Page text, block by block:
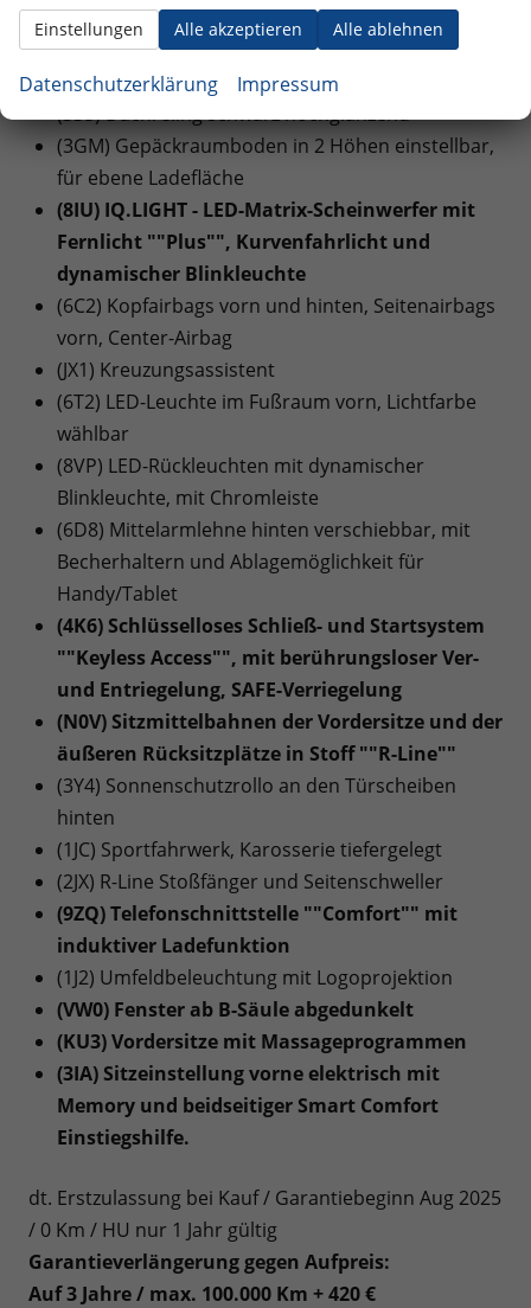
beheizbar, auf Fahrerseite abblendend,
Beifahrerspiegelabsenkung
(6FJ) Außenspiegelgehäuse in Schwarz lackiert
(3S5) Dachreling schwarz hochglänzend
(3GM) Gepäckraumboden in 2 Höhen einstellbar,
für ebene Ladefläche
(8IU) IQ.LIGHT - LED-Matrix-Scheinwerfer mit
Fernlicht ""Plus"", Kurvenfahrlicht und
dynamischer Blinkleuchte
(6C2) Kopfairbags vorn und hinten, Seitenairbags
vorn, Center-Airbag
(JX1) Kreuzungsassistent
(6T2) LED-Leuchte im Fußraum vorn, Lichtfarbe
wählbar
(8VP) LED-Rückleuchten mit dynamischer
Blinkleuchte, mit Chromleiste
(6D8) Mittelarmlehne hinten verschiebbar, mit
Becherhaltern und Ablagemöglichkeit für
Handy/Tablet
(4K6) Schlüsselloses Schließ- und Startsystem
""Keyless Access"", mit berührungsloser Ver-
und Entriegelung, SAFE-Verriegelung
(N0V) Sitzmittelbahnen der Vordersitze und der
äußeren Rücksitzplätze in Stoff ""R-Line""
(3Y4) Sonnenschutzrollo an den Türscheiben
hinten
(1JC) Sportfahrwerk, Karosserie tiefergelegt
(2JX) R-Line Stoßfänger und Seitenschweller
(9ZQ) Telefonschnittstelle ""Comfort"" mit
induktiver Ladefunktion
(1J2) Umfeldbeleuchtung mit Logoprojektion
(VW0) Fenster ab B-Säule abgedunkelt
(KU3) Vordersitze mit Massageprogrammen
(3IA) Sitzeinstellung vorne elektrisch mit
Memory und beidseitiger Smart Comfort
Einstiegshilfe.
dt. Erstzulassung bei Kauf / Garantiebeginn Aug 2025
/ 0 Km / HU nur 1 Jahr gültig
Garantieverlängerung gegen Aufpreis:
Auf 3 Jahre / max. 100.000 Km + 420 €
Alle akzeptieren Alle ablehnen
Einstellungen
Datenschutzerklärung Impressum